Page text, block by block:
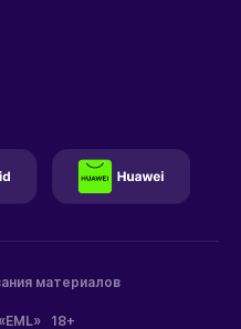
18+
материалов